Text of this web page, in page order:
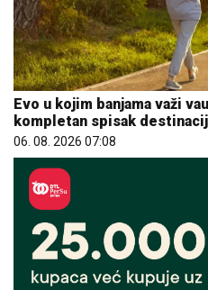
Evo u kojim banjama važi
kompletan spisak
06. 08. 2026 07:08